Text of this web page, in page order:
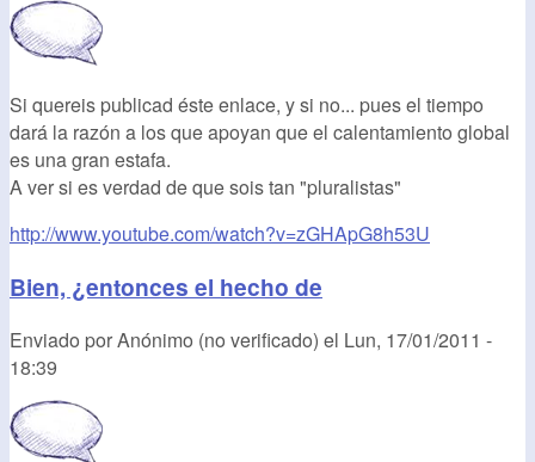
Si quereis publicad éste enlace, y si no... pues el tiempo
dará la razón a los que apoyan que el calentamiento global
es una gran estafa.
A ver si es verdad de que sois tan "pluralistas"
http://www.youtube.com/watch?v=zGHApG8h53U
Bien, ¿entonces el hecho de
Enviado porAnónimo (no verificado) el Lun, 17/01/2011 -
18:39